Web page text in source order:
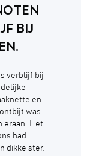
BIJ
verblijf bij
en
was
eraan. Het
had
dikke ster.